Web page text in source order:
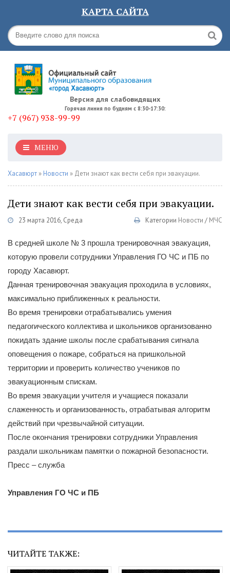
КАРТА САЙТА
Версия для слабовидящих
Горячая линия по будням с 8:30-17:30:
+7 (967) 938-99-99
МЕНЮ
Хасавюрт » Новости » Дети знают как вести себя при эвакуации.
Дети знают как вести себя при эвакуации.
23 марта 2016, Среда Категории Новости / МЧС
В средней школе № 3 прошла тренировочная эвакуация,
которую провели сотрудники Управления ГО ЧС и ПБ по
городу Хасавюрт.
Данная тренировочная эвакуация проходила в условиях,
максимально приближенных к реальности.
Во время тренировки отрабатывались умения
педагогического коллектива и школьников организованно
покидать здание школы после срабатывания сигнала
оповещения о пожаре, собраться на пришкольной
территории и проверить количество учеников по
эвакуационным спискам.
Во время эвакуации учителя и учащиеся показали
слаженность и организованность, отрабатывая алгоритм
действий при чрезвычайной ситуации.
После окончания тренировки сотрудники Управления
раздали школьникам памятки о пожарной безопасности.
Пресс – служба
Управления ГО ЧС и ПБ
ЧИТАЙТЕ ТАКЖЕ: